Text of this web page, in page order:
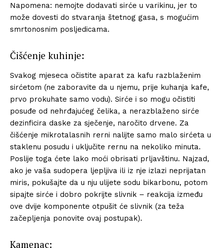
Napomena: nemojte dodavati sirće u varikinu, jer to
može dovesti do stvaranja štetnog gasa, s mogućim
smrtonosnim posljedicama.
Čišćenje kuhinje:
Svakog mjeseca očistite aparat za kafu razblaženim
sirćetom (ne zaboravite da u njemu, prije kuhanja kafe,
prvo prokuhate samo vodu). Sirće i so mogu očistiti
posuđe od nehrđajućeg čelika, a nerazblaženo sirće
dezinficira daske za sječenje, naročito drvene. Za
čišćenje mikrotalasnih rerni nalijte samo malo sirćeta u
staklenu posudu i uključite rernu na nekoliko minuta.
Poslije toga ćete lako moći obrisati prljavštinu. Najzad,
ako je vaša sudopera ljepljiva ili iz nje izlazi neprijatan
miris, pokušajte da u nju ulijete sodu bikarbonu, potom
sipajte sirće i dobro pokrijte slivnik – reakcija između
ove dvije komponente otpušit će slivnik (za teža
začepljenja ponovite ovaj postupak).
Kamenac: